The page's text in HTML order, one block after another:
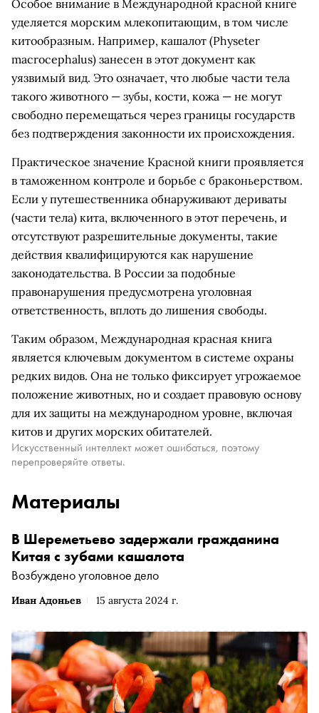
Особое внимание в Международной красной книге
уделяется морским млекопитающим, в том числе
китообразным. Например, кашалот (Physeter
macrocephalus) занесен в этот документ как
уязвимый вид. Это означает, что любые части тела
такого животного — зубы, кости, кожа — не могут
свободно перемещаться через границы государств
без подтверждения законности их происхождения.
Практическое значение Красной книги проявляется
в таможенном контроле и борьбе с браконьерством.
Если у путешественника обнаруживают дериваты
(части тела) кита, включенного в этот перечень, и
отсутствуют разрешительные документы, такие
действия квалифицируются как нарушение
законодательства. В России за подобные
правонарушения предусмотрена уголовная
ответственность, вплоть до лишения свободы.
Таким образом, Международная красная книга
является ключевым документом в системе охраны
редких видов. Она не только фиксирует угрожаемое
положение животных, но и создает правовую основу
для их защиты на международном уровне, включая
китов и других морских обитателей.
Искусственный интеллект может ошибаться, поэтому
перепроверяйте ответы.
Материалы
Иван Адоньев 15 августа 2024 г.
В Шереметьево задержали гражданина
Китая с зубами кашалота
Возбуждено уголовное дело